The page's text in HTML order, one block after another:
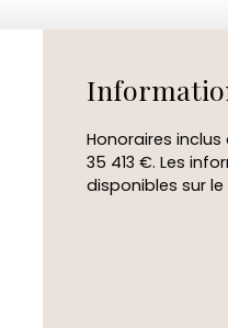
Honoraires inclus
35 413 €. Les
disponibles sur